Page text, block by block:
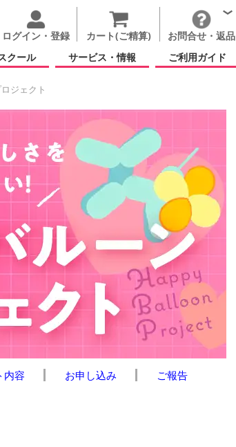
ログイン・登録 カート(ご精算)
お問合せ・返品
クール サービス・情報 ご利用ガイド
ジェクト
内容 お申し込み ご報告